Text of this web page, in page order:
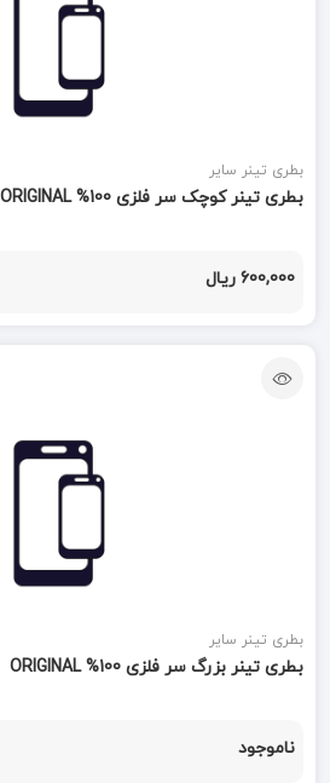
بطری تینر سایر
بطری تینر کوچک سر فلزی 100% ORIGINAL
600,000 ریال
بطری تینر سایر
بطری تینر بزرگ سر فلزی 100% ORIGINAL
ناموجود